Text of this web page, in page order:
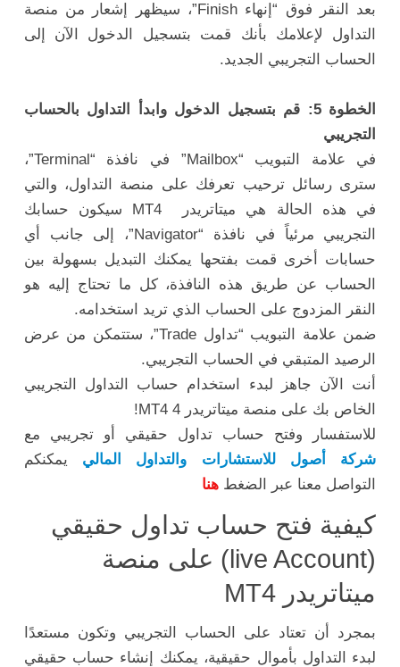
بعد النقر فوق “إنهاء Finish”، سيظهر إشعار من منصة
التداول لإعلامك بأنك قمت بتسجيل الدخول الآن إلى
الحساب التجريبي الجديد.
الخطوة 5: قم بتسجيل الدخول وابدأ التداول بالحساب
التجريبي
في علامة التبويب “Mailbox” في نافذة “Terminal”،
سترى رسائل ترحيب تعرفك على منصة التداول، والتي
في هذه الحالة هي ميتاتريدر MT4 سيكون حسابك
التجريبي مرئياً في نافذة “Navigator”، إلى جانب أي
حسابات أخرى قمت بفتحها يمكنك التبديل بسهولة بين
الحساب عن طريق هذه النافذة، كل ما تحتاج إليه هو
النقر المزدوج على الحساب الذي تريد استخدامه.
ضمن علامة التبويب “تداول Trade”، ستتمكن من عرض
الرصيد المتبقي في الحساب التجريبي.
أنت الآن جاهز لبدء استخدام حساب التداول التجريبي
الخاص بك على منصة ميتاتريدر 4 MT4!
للاستفسار وفتح حساب تداول حقيقي أو تجريبي مع
شركة أصول للاستشارات والتداول المالي يمكنكم
التواصل معنا عبر الضغط هنا
كيفية فتح حساب تداول حقيقي
(live Account) على منصة
ميتاتريدر MT4
بمجرد أن تعتاد على الحساب التجريبي وتكون مستعدًا
لبدء التداول بأموال حقيقية، يمكنك إنشاء حساب حقيقي